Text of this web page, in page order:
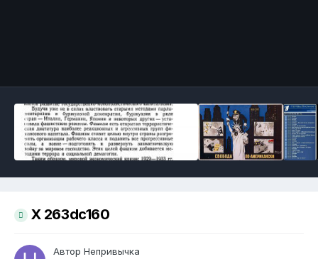
X 263dc160
Автор Непривычка